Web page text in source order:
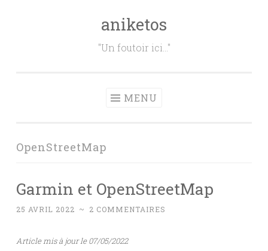
aniketos
"Un foutoir ici…"
MENU
OpenStreetMap
Garmin et OpenStreetMap
25 AVRIL 2022 ~ 2 COMMENTAIRES
Article mis à jour le 07/05/2022